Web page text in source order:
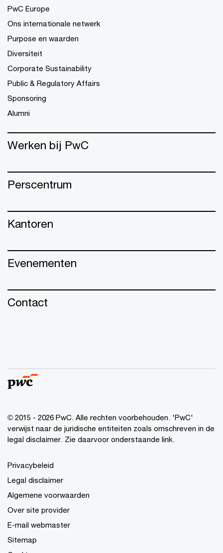
PwC Europe
Ons internationale netwerk
Purpose en waarden
Diversiteit
Corporate Sustainability
Public & Regulatory Affairs
Sponsoring
Alumni
Werken bij PwC
Perscentrum
Kantoren
Evenementen
Contact
© 2015 - 2026 PwC. Alle rechten voorbehouden. 'PwC'
verwijst naar de juridische entiteiten zoals omschreven in de
legal disclaimer. Zie daarvoor onderstaande link.
Privacybeleid
Legal disclaimer
Algemene voorwaarden
Over site provider
E-mail webmaster
Sitemap